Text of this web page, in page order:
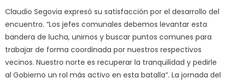
Claudio Segovia expresó su satisfacción por el desarrollo del
encuentro. “Los jefes comunales debemos levantar esta
bandera de lucha, unirnos y buscar puntos comunes para
trabajar de forma coordinada por nuestros respectivos
vecinos. Nuestro norte es recuperar la tranquilidad y pedirle
al Gobierno un rol más activo en esta batalla”. La jornada del